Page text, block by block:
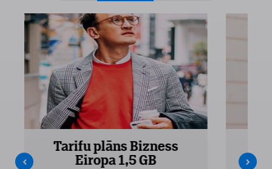
Tarifu plāns Bizness
Eiropa 1,5 GB